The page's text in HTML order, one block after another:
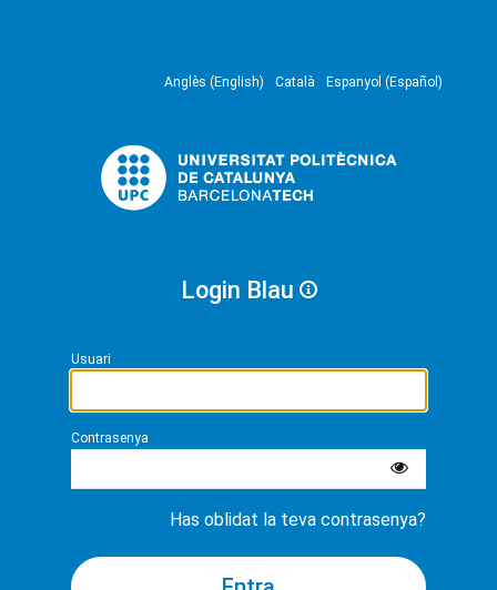
Anglès (English) Català Espanyol (Español)
Login Blau
Usuari
Contrasenya
Has oblidat la teva contrasenya?